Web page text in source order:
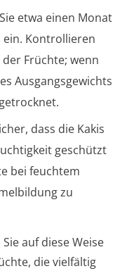
etwa einen Monat
Kontrollieren
Früchte; wenn
Ausgangsgewichts
dass die Kakis
geschützt
bei feuchtem
zu
auf diese Weise
die vielfältig